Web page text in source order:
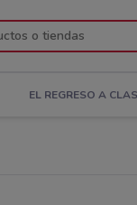
EL REGRESO A